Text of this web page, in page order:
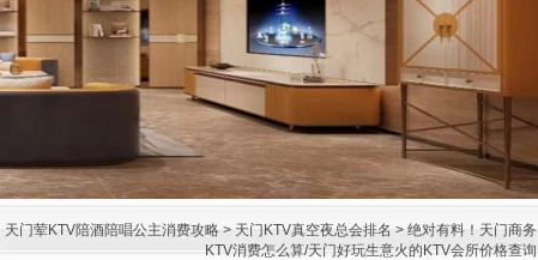
天门荤KTV陪酒陪唱公主消费攻略 > 天门KTV真空夜总会排名 > 绝对有料！天门商务
KTV消费怎么算/天门好玩生意火的KTV会所价格查询